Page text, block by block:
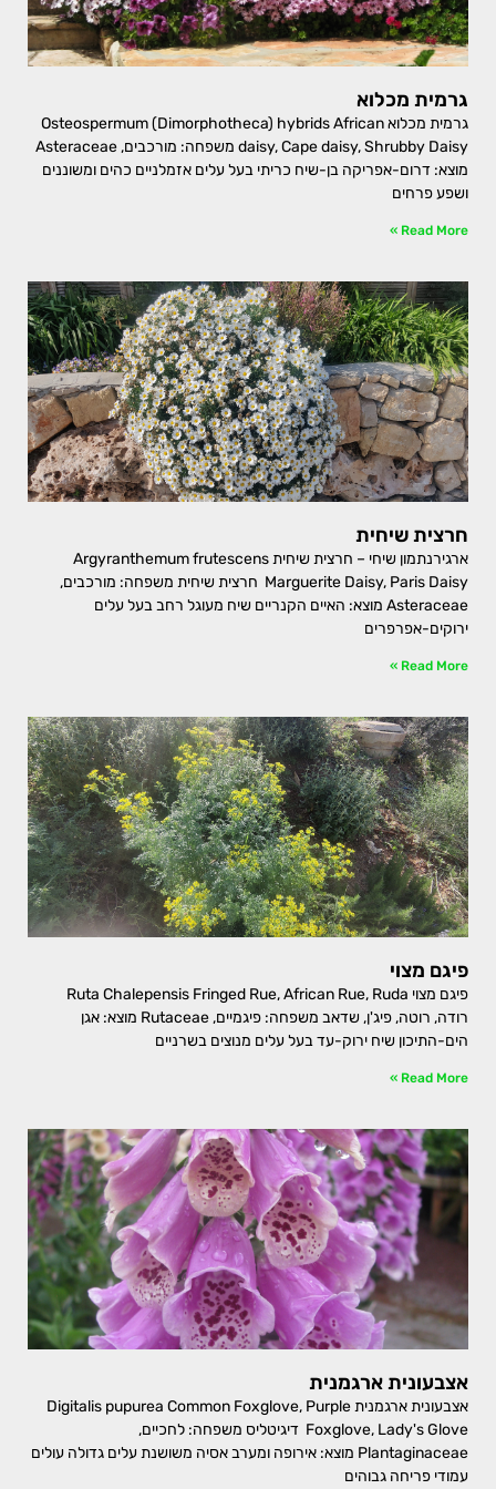
גרמית מכלוא
גרמית מכלוא Osteospermum (Dimorphotheca) hybrids African
daisy, Cape daisy, Shrubby Daisy משפחה: מורכבים, Asteraceae
מוצא: דרום-אפריקה בן-שיח כריתי בעל עלים אזמלניים כהים ומשוננים
ושפע פרחים
Read More »
חרצית שיחית
ארגירנתמון שיחי – חרצית שיחית Argyranthemum frutescens
Marguerite Daisy, Paris Daisy חרצית שיחית משפחה: מורכבים,
Asteraceae מוצא: האיים הקנריים שיח מעוגל רחב בעל עלים
ירוקים-אפרפרים
Read More »
פיגם מצוי
רודה, רוטה, פיג'ן, שדאב משפחה: פיגמיים, Rutaceae מוצא: אגן
הים-התיכון שיח ירוק-עד בעל עלים מנוצים בשרניים
Read More »
אצבעונית ארגמנית
אצבעונית ארגמנית Digitalis pupurea Common Foxglove, Purple
Foxglove, Lady's Glove דיגיטליס משפחה: לחכיים,
Plantaginaceae מוצא: אירופה ומערב אסיה משושנת עלים גדולה עולים
עמודי פריחה גבוהים